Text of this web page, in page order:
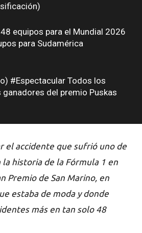
48 equipos para el Mundial 2026
para Sudamérica
#Espectacular Todos los
ganadores del premio Puskas
el accidente que sufrió uno de
la historia de la Fórmula 1 en
Premio de San Marino, en
estaba de moda y donde
más en tan solo 48